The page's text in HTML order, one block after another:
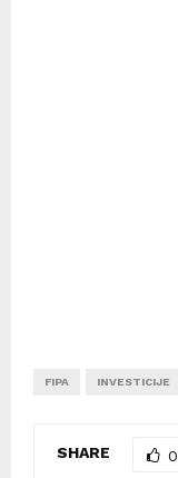
FIPA INVESTICIJE
SHARE 0